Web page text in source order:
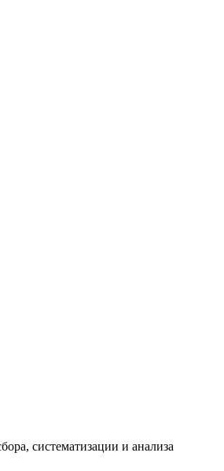
систематизации и анализа